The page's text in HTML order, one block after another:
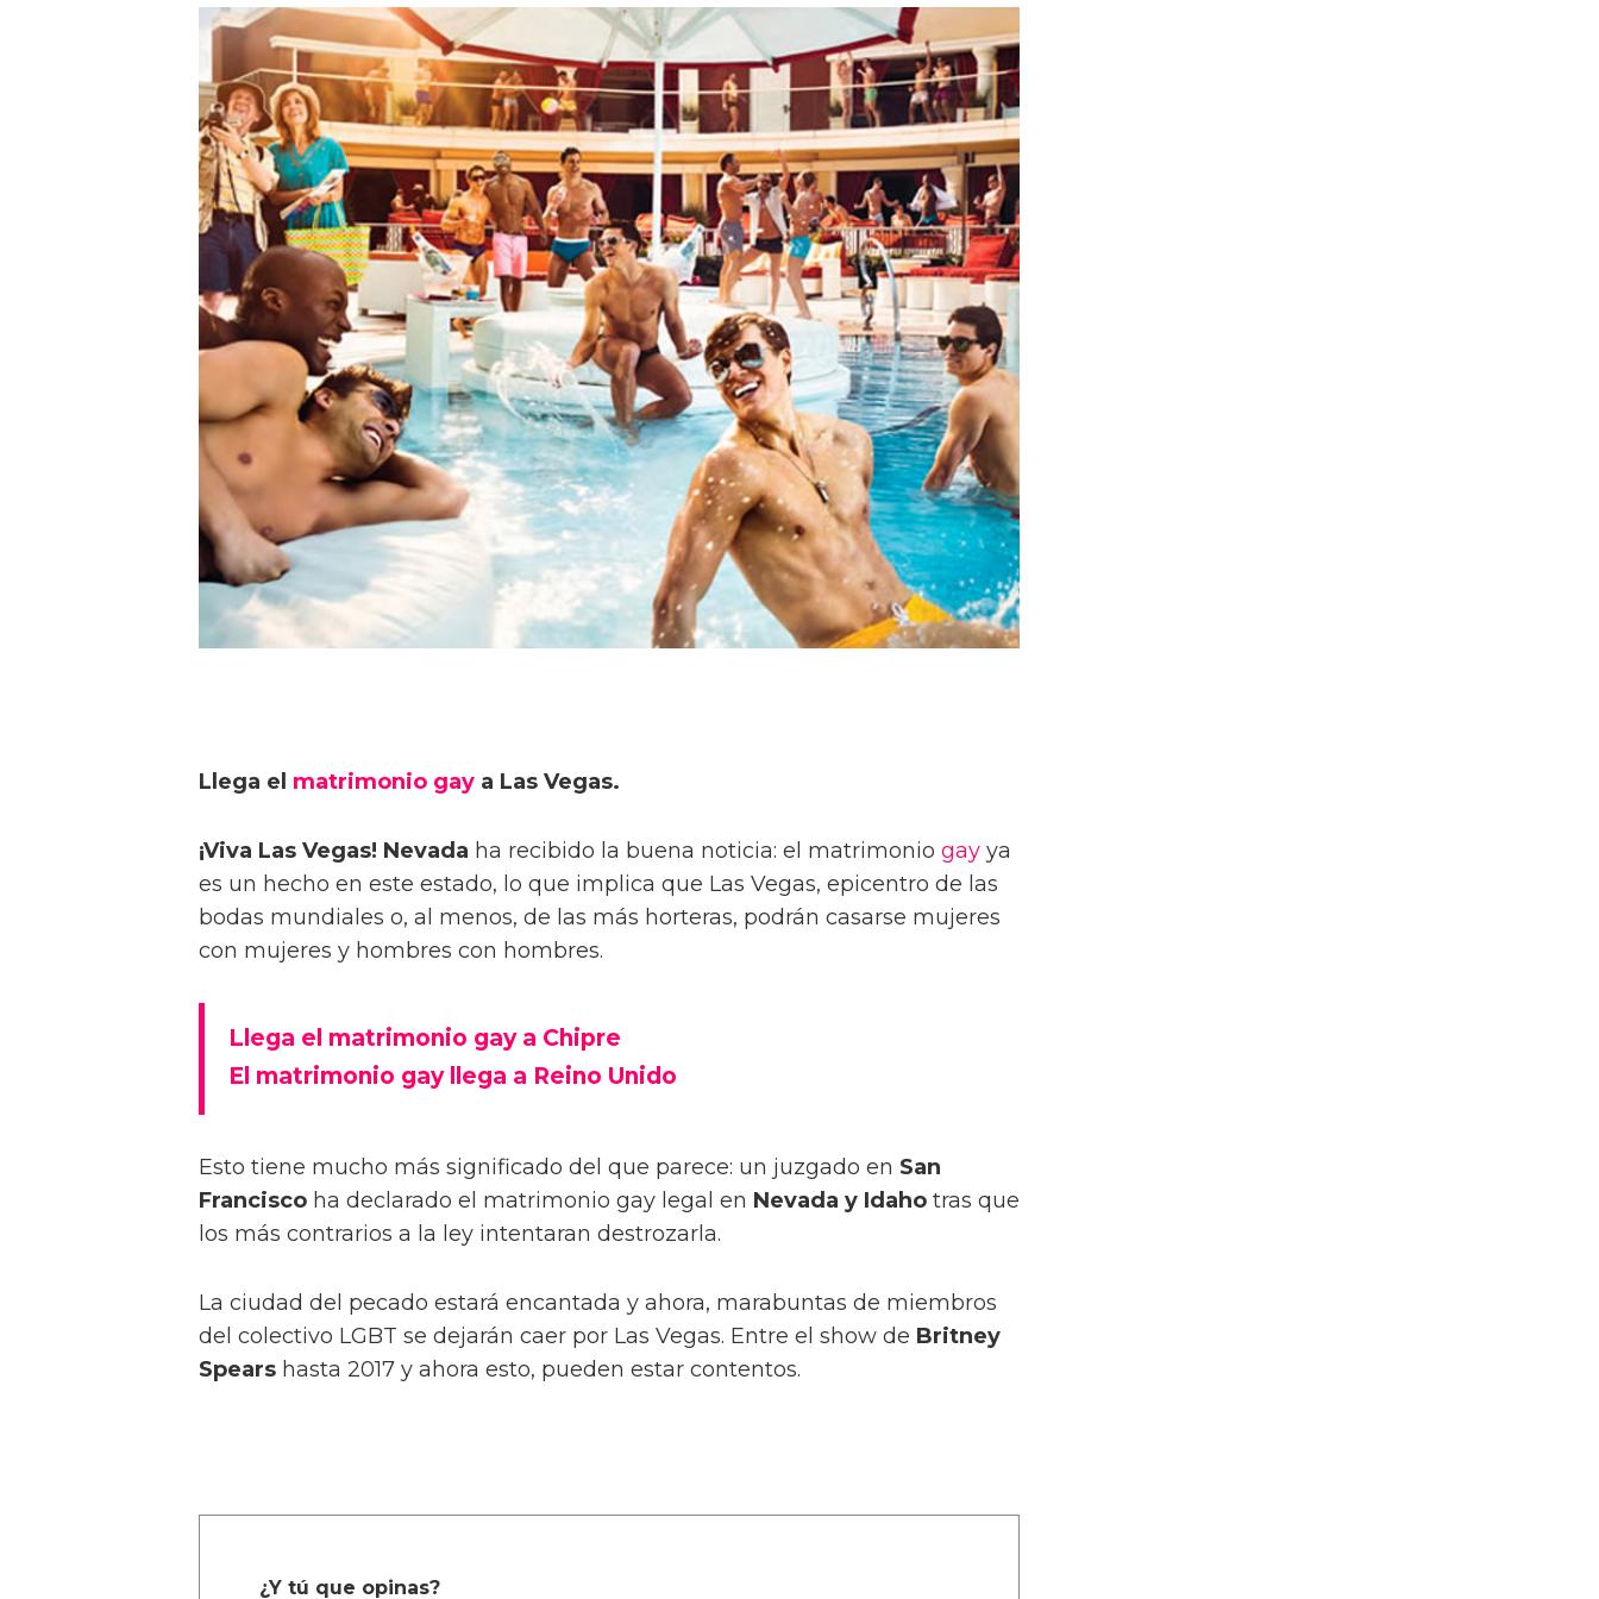
Llega el matrimonio gay a Las Vegas.
¡Viva Las Vegas! Nevada ha recibido la buena noticia: el matrimonio gay ya
es un hecho en este estado, lo que implica que Las Vegas, epicentro de las
bodas mundiales o, al menos, de las más horteras, podrán casarse mujeres
con mujeres y hombres con hombres.
Llega el matrimonio gay a Chipre
El matrimonio gay llega a Reino Unido
Esto tiene mucho más significado del que parece: un juzgado en San
Francisco ha declarado el matrimonio gay legal en Nevada y Idaho tras que
los más contrarios a la ley intentaran destrozarla.
La ciudad del pecado estará encantada y ahora, marabuntas de miembros
del colectivo LGBT se dejarán caer por Las Vegas. Entre el show de Britney
Spears hasta 2017 y ahora esto, pueden estar contentos.
¿Y tú que opinas?